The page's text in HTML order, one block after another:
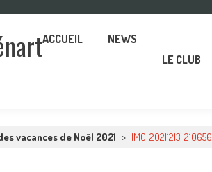
ACCUEIL
NEWS
LE CLUB
vacances de Noël 2021 > IMG_20211213_210656